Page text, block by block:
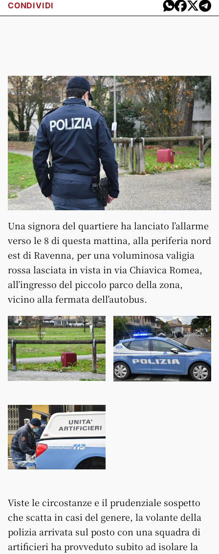
CONDIVIDI
Una signora del quartiere ha lanciato l’allarme
verso le 8 di questa mattina, alla periferia nord
est di Ravenna, per una voluminosa valigia
rossa lasciata in vista in via Chiavica Romea,
all’ingresso del piccolo parco della zona,
vicino alla fermata dell’autobus.
Viste le circostanze e il prudenziale sospetto
che scatta in casi del genere, la volante della
polizia arrivata sul posto con una squadra di
artificieri ha provveduto subito ad isolare la